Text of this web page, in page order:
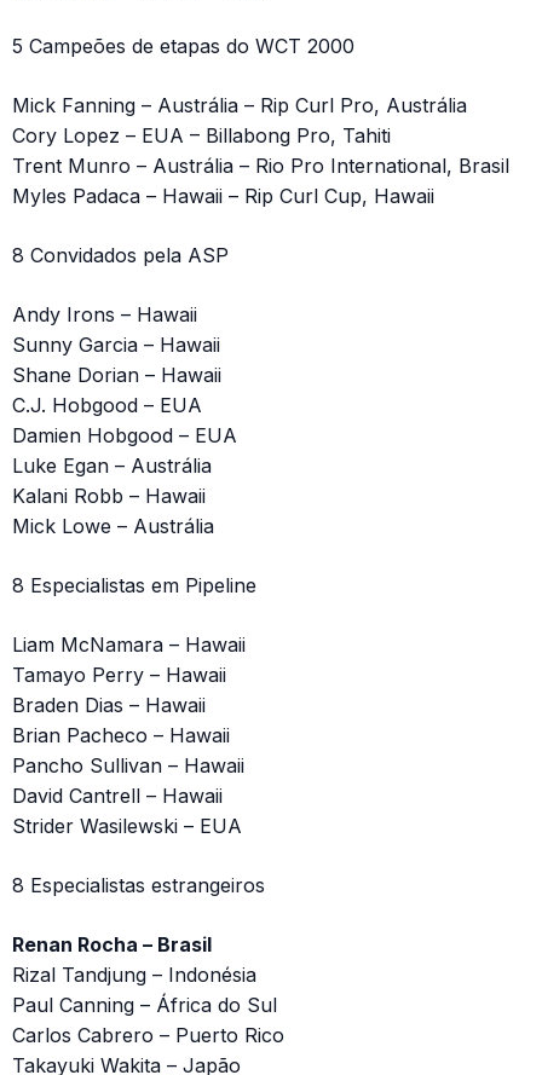
5 Campeões de etapas do WCT 2000
Mick Fanning – Austrália – Rip Curl Pro, Austrália
Cory Lopez – EUA – Billabong Pro, Tahiti
Trent Munro – Austrália – Rio Pro International, Brasil
Myles Padaca – Hawaii – Rip Curl Cup, Hawaii
8 Convidados pela ASP
Andy Irons – Hawaii
Sunny Garcia – Hawaii
Shane Dorian – Hawaii
C.J. Hobgood – EUA
Damien Hobgood – EUA
Luke Egan – Austrália
Kalani Robb – Hawaii
Mick Lowe – Austrália
8 Especialistas em Pipeline
Liam McNamara – Hawaii
Tamayo Perry – Hawaii
Braden Dias – Hawaii
Brian Pacheco – Hawaii
Pancho Sullivan – Hawaii
David Cantrell – Hawaii
Strider Wasilewski – EUA
8 Especialistas estrangeiros
Renan Rocha – Brasil
Rizal Tandjung – Indonésia
Paul Canning – África do Sul
Carlos Cabrero – Puerto Rico
Takayuki Wakita – Japão